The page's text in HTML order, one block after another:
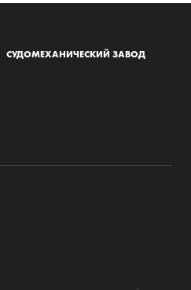
СУДОМЕХАНИЧЕСКИЙ ЗАВОД